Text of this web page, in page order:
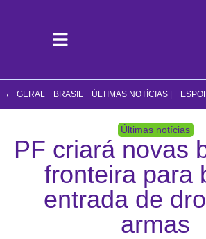
GERAL BRASIL ÚLTIMAS NOTÍCIAS |
Últimas notícias
PF criará novas
fronteira para
entrada de
armas